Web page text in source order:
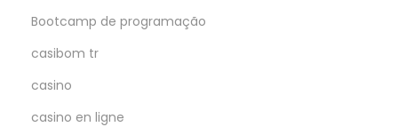
Bootcamp de programação
casibom tr
casino
casino en ligne